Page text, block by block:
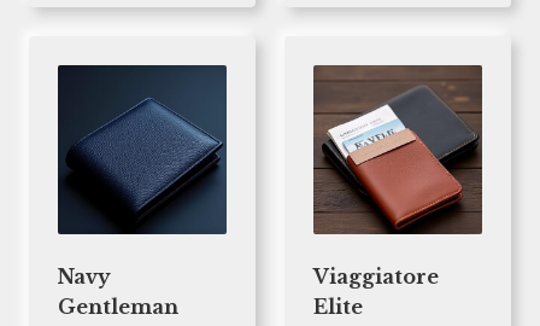
Navy
Gentleman
Viaggiatore
Elite